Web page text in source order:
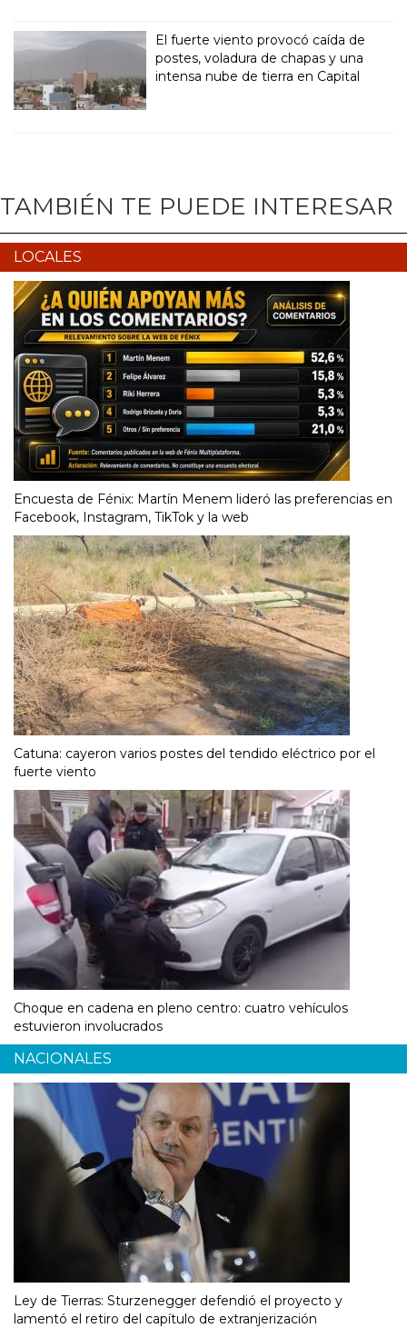
El fuerte viento provocó caída de
postes, voladura de chapas y una
intensa nube de tierra en Capital
TAMBIÉN TE PUEDE INTERESAR
LOCALES
Encuesta de Fénix: Martín Menem lideró las preferencias en
Facebook, Instagram, TikTok y la web
Catuna: cayeron varios postes del tendido eléctrico por el
fuerte viento
Choque en cadena en pleno centro: cuatro vehículos
estuvieron involucrados
NACIONALES
Ley de Tierras: Sturzenegger defendió el proyecto y
lamentó el retiro del capítulo de extranjerización